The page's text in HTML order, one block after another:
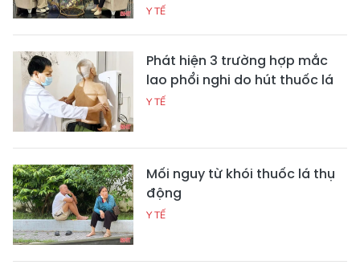
Y TẾ
Phát hiện 3 trường hợp mắc
lao phổi nghi do hút thuốc lá
Y TẾ
Mối nguy từ khói thuốc lá thụ
động
Y TẾ